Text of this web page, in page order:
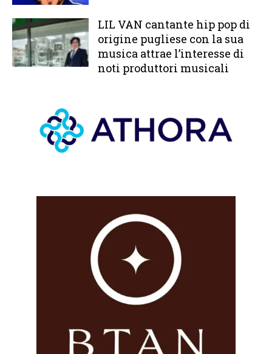
LIL VAN cantante hip pop di
origine pugliese con la sua
musica attrae l’interesse di
noti produttori musicali